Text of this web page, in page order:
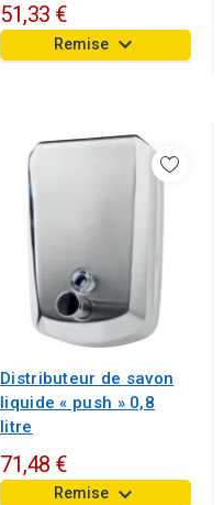
51,33 €
Remise keyboard_arrow_down
Distributeur de savon
liquide « push » 0,8
litre
71,48 €
Remise keyboard_arrow_down